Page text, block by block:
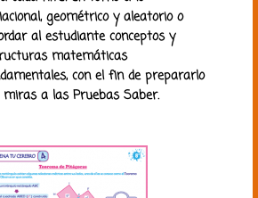
geométrico y aleatorio o
al estudiante conceptos y
matemáticas
con el fin de prepararlo
miras a las Pruebas Saber.